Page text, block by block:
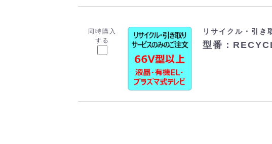
同時購入
する
リサイクル・引
型番：